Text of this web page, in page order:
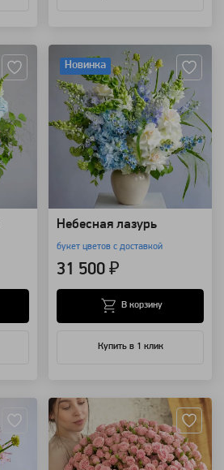
Новинка
Небесная лазурь
букет цветов с доставкой
31 500 ₽
Купить в 1 клик
В корзину